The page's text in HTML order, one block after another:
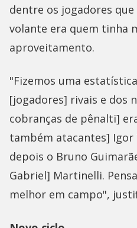
dentre os jogadores
volante era quem tinha
aproveitamento.
"Fizemos uma
[jogadores] rivais e dos
cobranças de pênalti]
também atacantes] Igor
depois o Bruno
Gabriel] Martinelli.
melhor em campo",